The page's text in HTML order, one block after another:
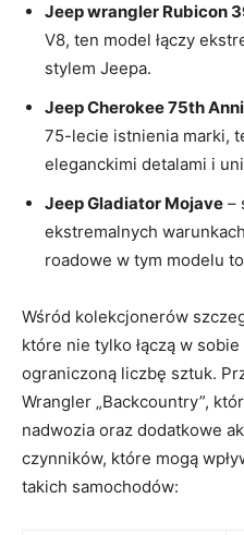
Jeep wrangler Rubicon
V8, ten model łączy
stylem Jeepa.
Jeep Cherokee 75th
75-lecie istnienia marki,
eleganckimi detalami i
Jeep Gladiator Mojave –
ekstremalnych
roadowe w tym modelu
Wśród kolekcjonerów
które nie tylko łączą w
ograniczoną liczbę sztuk.
Wrangler „Backcountry”,
nadwozia oraz dodatkowe
czynników, które mogą
takich samochodów: